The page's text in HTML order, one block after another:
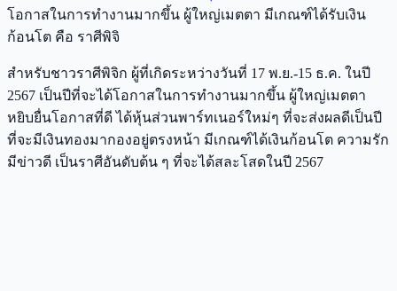
โอกาสในการทำงานมากขึ้น ผู้ใหญ่เมตตา มีเกณฑ์ได้รับเงิน
ก้อนโต คือ ราศีพิจิ
สำหรับชาวราศีพิจิก ผู้ที่เกิดระหว่างวันที่ 17 พ.ย.-15 ธ.ค. ในปี
2567 เป็นปีที่จะได้โอกาสในการทำงานมากขึ้น ผู้ใหญ่เมตตา
หยิบยื่นโอกาสที่ดี ได้หุ้นส่วนพาร์ทเนอร์ใหม่ๆ ที่จะส่งผลดีเป็นปี
ที่จะมีเงินทองมากองอยู่ตรงหน้า มีเกณฑ์ได้เงินก้อนโต ความรัก
มีข่าวดี เป็นราศีอันดับต้น ๆ ที่จะได้สละโสดในปี 2567